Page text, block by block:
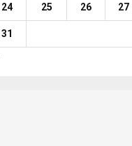
24 25 26 27
31